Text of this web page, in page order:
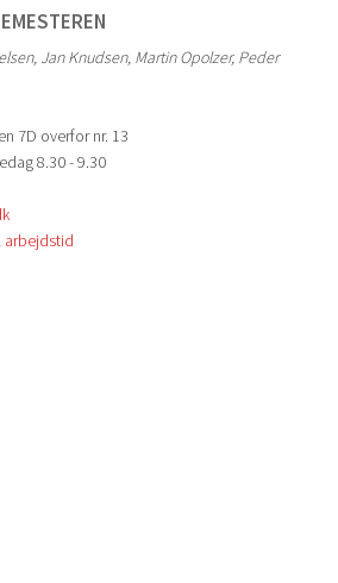
Jan Knudsen, Martin Opolzer, Peder
7D overfor nr. 13
8.30 - 9.30
arbejdstid